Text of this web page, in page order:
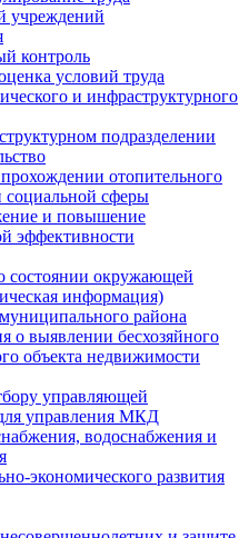
учреждений
контроль
условий труда
и инфраструктурного
подразделении
отопительного
сферы
и повышение
эффективности
состоянии окружающей
информация)
района
о выявлении бесхозяйного
объекта недвижимости
управляющей
управления МКД
водоснабжения и
экономического развития